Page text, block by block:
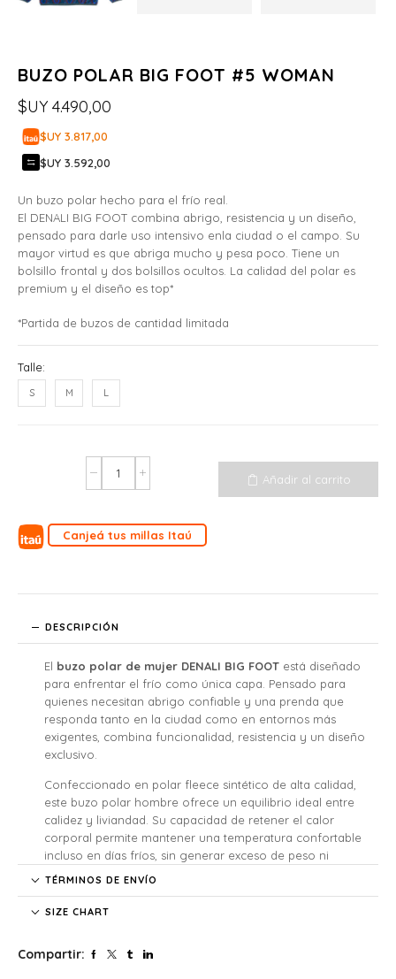
BUZO POLAR BIG FOOT #5 WOMAN
$UY 4.490,00
$UY 3.817,00
$UY 3.592,00
Un buzo polar hecho para el frío real.
El DENALI BIG FOOT combina abrigo, resistencia y un diseño,
pensado para darle uso intensivo enla ciudad o el campo. Su
mayor virtud es que abriga mucho y pesa poco. Tiene un
bolsillo frontal y dos bolsillos ocultos. La calidad del polar es
premium y el diseño es top*
*Partida de buzos de cantidad limitada
Talle:
S M L
Añadir al carrito
Canjeá tus millas Itaú
DESCRIPCIÓN
El buzo polar de mujer DENALI BIG FOOT está diseñado
para enfrentar el frío como única capa. Pensado para
quienes necesitan abrigo confiable y una prenda que
responda tanto en la ciudad como en entornos más
exigentes, combina funcionalidad, resistencia y un diseño
exclusivo.
Confeccionado en polar fleece sintético de alta calidad,
este buzo polar hombre ofrece un equilibrio ideal entre
calidez y liviandad. Su capacidad de retener el calor
corporal permite mantener una temperatura confortable
incluso en días fríos, sin generar exceso de peso ni
incomodidad. Al mismo tiempo, su tejido suave al tacto
prenda que vas a querer usar todos los días.
destaca por su durabilidad y practicidad. Incorpora un
TÉRMINOS DE ENVÍO
SIZE CHART
Compartir: